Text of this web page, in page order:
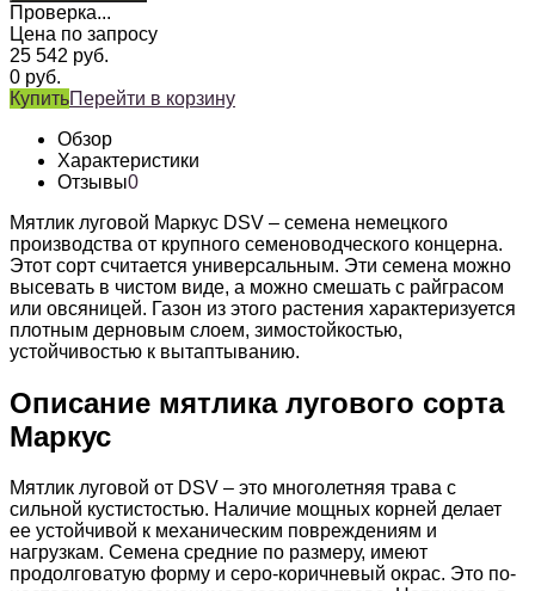
Проверка...
Цена по запросу
25 542 руб.
0 руб.
КупитьПерейти в корзину
Обзор
Характеристики
Отзывы0
Мятлик луговой Маркус DSV – семена немецкого
производства от крупного семеноводческого концерна.
Этот сорт считается универсальным. Эти семена можно
высевать в чистом виде, а можно смешать с райграсом
или овсяницей. Газон из этого растения характеризуется
плотным дерновым слоем, зимостойкостью,
устойчивостью к вытаптыванию.
Описание мятлика лугового сорта
Маркус
Мятлик луговой от DSV – это многолетняя трава с
сильной кустистостью. Наличие мощных корней делает
ее устойчивой к механическим повреждениям и
нагрузкам. Семена средние по размеру, имеют
продолговатую форму и серо-коричневый окрас. Это по-